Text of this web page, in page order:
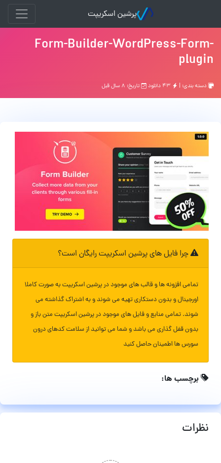
پرشین اسکریپت
Form-Builder-WordPress-Form-
plugin
دسته بندی: | تاریخ: ۸ سال قبل
چرا فایل های پرشین اسکریپت رایگان است؟
تمامی افزونه ها و قالب های موجود در پرشین اسکریپت به صورت کاملا
اورجینال و بدون دستکاری تهیه می شوند و به اشتراک گذاشته می
شوند. تمامی منابع و فایل های موجود در پرشین اسکریپت متن باز و
بدون قفل گذاری می باشد و شما می توانید از سلامت کدهای درون
سورس ها اطمینان حاصل کنید
برچسب ها:
نظرات